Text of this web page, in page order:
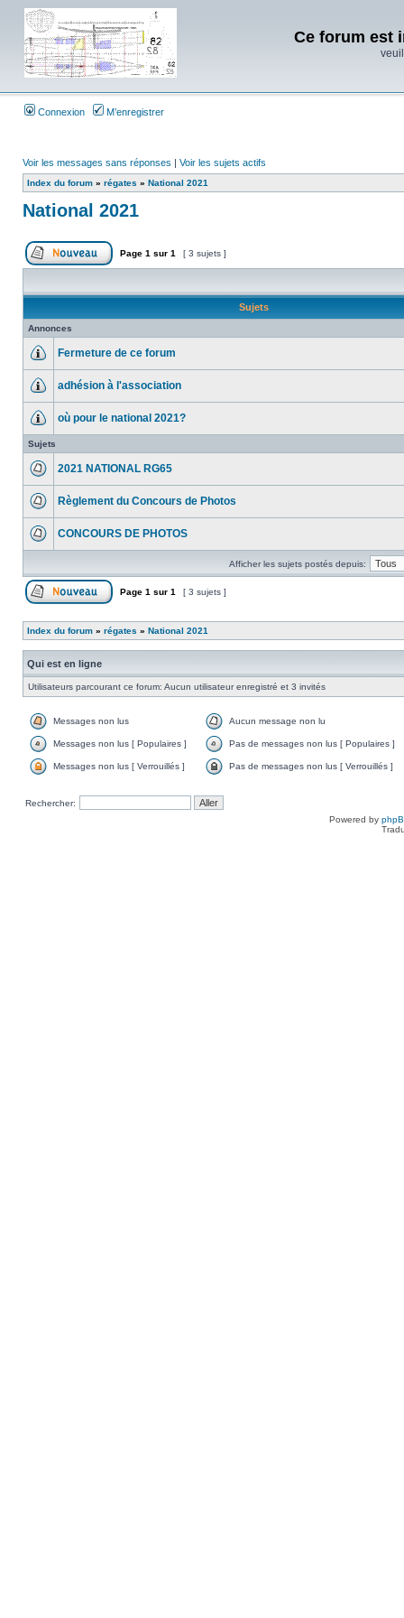
Ce forum est
Connexion M’enregistrer
Voir les messages sans réponses | Voir les sujets actifs
Index du forum » régates » National 2021
National 2021
Page 1 sur 1 [ 3 sujets ]
Sujets
Annonces
Fermeture de ce forum
adhésion à l'association
où pour le national 2021?
Sujets
2021 NATIONAL RG65
Règlement du Concours de Photos
CONCOURS DE PHOTOS
Afficher les sujets postés depuis:
Page 1 sur 1 [ 3 sujets ]
Index du forum » régates » National 2021
Qui est en ligne
Utilisateurs parcourant ce forum: Aucun utilisateur enregistré et 3 invités
Messages non lus Aucun message non lu
Messages non lus [ Populaires ] Pas de messages non lus [ Populaires ]
Messages non lus [ Verrouillés ] Pas de messages non lus [ Verrouillés ]
Rechercher:
Powered by